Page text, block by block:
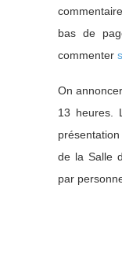
bas de
commenter
On
13 heures.
de la Salle
par